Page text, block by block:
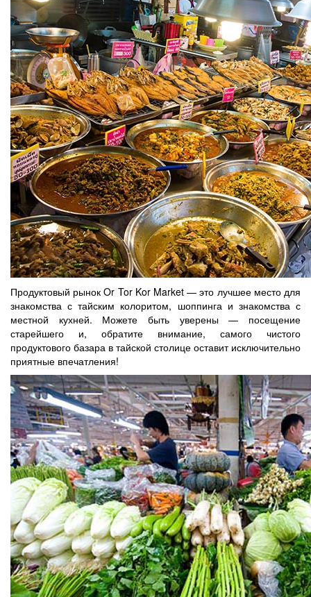
Продуктовый рынок Or Tor Kor Market — это лучшее место для
знакомства с тайским колоритом, шоппинга и знакомства с
местной кухней. Можете быть уверены — посещение
старейшего и, обратите внимание, самого чистого
продуктового базара в тайской столице оставит исключительно
приятные впечатления!